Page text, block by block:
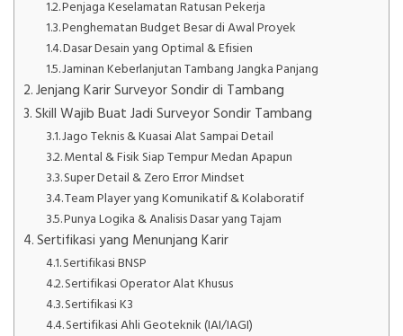
Penjaga Keselamatan Ratusan Pekerja
Penghematan Budget Besar di Awal Proyek
Dasar Desain yang Optimal & Efisien
Jaminan Keberlanjutan Tambang Jangka Panjang
Jenjang Karir Surveyor Sondir di Tambang
Skill Wajib Buat Jadi Surveyor Sondir Tambang
Jago Teknis & Kuasai Alat Sampai Detail
Mental & Fisik Siap Tempur Medan Apapun
Super Detail & Zero Error Mindset
Team Player yang Komunikatif & Kolaboratif
Punya Logika & Analisis Dasar yang Tajam
Sertifikasi yang Menunjang Karir
Sertifikasi BNSP
Sertifikasi Operator Alat Khusus
Sertifikasi K3
Sertifikasi Ahli Geoteknik (IAI/IAGI)